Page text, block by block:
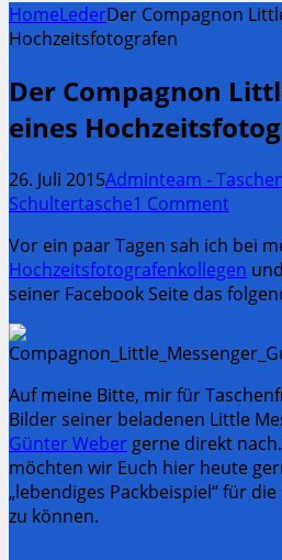
HomeLederDer Compagnon
Hochzeitsfotografen
Der Compagnon
eines
26. Juli 2015Adminteam -
Schultertasche1 Comment
Vor ein paar Tagen sah ich bei
Hochzeitsfotografenkollegen
seiner Facebook Seite das
Auf meine Bitte, mir für
Bilder seiner beladenen Little
Günter Weber gerne direkt
möchten wir Euch hier heute
„lebendiges Packbeispiel“ für
zu können.